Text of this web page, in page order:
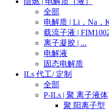
全部
电解质 | Li，Na，
载流子液 |
离子凝胶 | ...
电解液
固态电解质
ILs 代工/ 定制
全部
P-ILs | 聚 离子液体
聚 阳离子型